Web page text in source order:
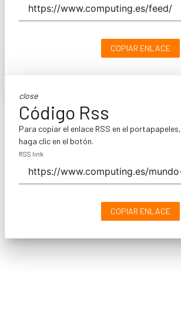
COPIAR ENLACE
close
Código Rss
Para copiar el enlace RSS en el portapapeles,
haga clic en el botón.
RSS link
COPIAR ENLACE